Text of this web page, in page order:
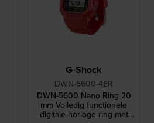
G-Shock
DWN-5600-4ER
DWN-5600 Nano Ring 20
mm Volledig functionele
digitale horloge-ring met